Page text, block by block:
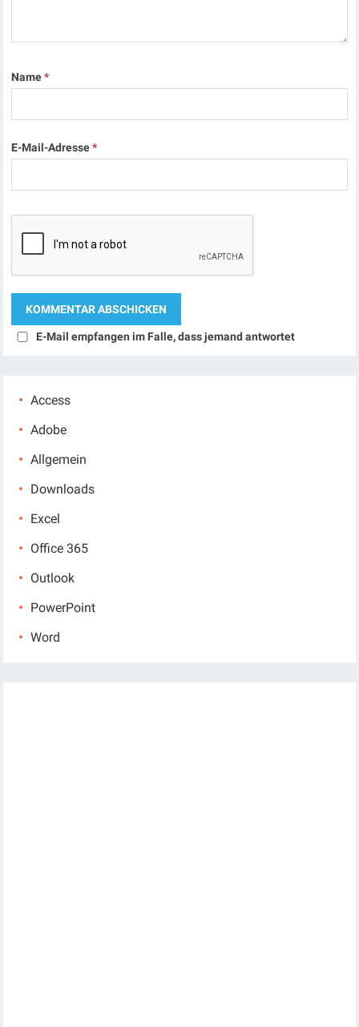
Name*
E-Mail-Adresse*
E-Mail empfangen im Falle, dass jemand antwortet
Access
Adobe
Allgemein
Downloads
Excel
Office 365
Outlook
PowerPoint
Word